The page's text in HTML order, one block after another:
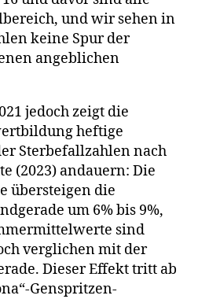
und wir sehen in
keine Spur der
angeblichen
jedoch zeigt die
heftige
Sterbefallzahlen nach
(2023) andauern: Die
übersteigen die
um 6% bis 9%,
sind
verglichen mit der
Dieser Effekt tritt ab
Genspritzen-